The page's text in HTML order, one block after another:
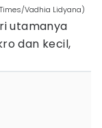
Vadhia Lidyana)
utamanya
dan kecil,